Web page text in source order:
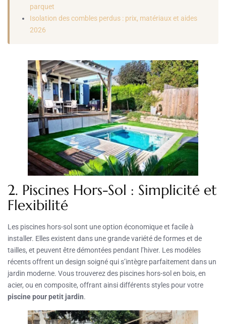
parquet
Isolation des combles perdus : prix, matériaux et aides
2026
2. Piscines Hors-Sol : Simplicité et
Flexibilité
Les piscines hors-sol sont une option économique et facile à
installer. Elles existent dans une grande variété de formes et de
tailles, et peuvent être démontées pendant l’hiver. Les modèles
récents offrent un design soigné qui s’intègre parfaitement dans un
jardin moderne. Vous trouverez des piscines hors-sol en bois, en
acier, ou en composite, offrant ainsi différents styles pour votre
piscine pour petit jardin.